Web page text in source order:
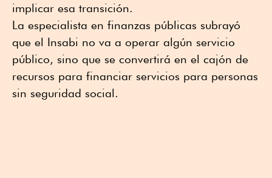
implicar esa transición.
La especialista en finanzas públicas subrayó
que el Insabi no va a operar algún servicio
público, sino que se convertirá en el cajón de
recursos para financiar servicios para personas
sin seguridad social.